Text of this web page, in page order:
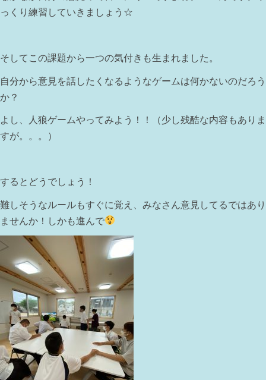
っくり練習していきましょう☆
そしてこの課題から一つの気付きも生まれました。
自分から意見を話したくなるようなゲームは何かないのだろう
か？
よし、人狼ゲームやってみよう！！（少し残酷な内容もありま
すが。。。）
するとどうでしょう！
難しそうなルールもすぐに覚え、みなさん意見してるではあり
ませんか！しかも進んで